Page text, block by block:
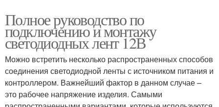
Полное руководство по
подключению и монтажу
светодиодных лент 12В
Можно встретить несколько распространенных способов
соединения светодиодной ленты с источником питания и
контроллером. Важнейший фактор в данном случае –
это рабочее напряжение изделия. Самыми